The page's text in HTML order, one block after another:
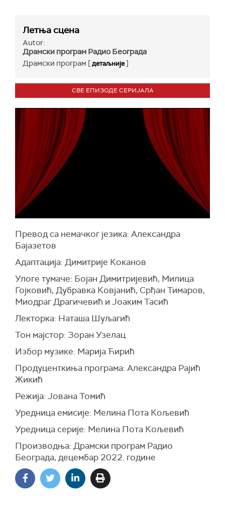
Летња сцена
Autor:
Драмски програм Радио Београда
Драмски програм [детаљније]
СВЕ ЕПИЗОДЕ СЕРИЈАЛА
Превод са немачког језика: Александра
Бајазетов
Адаптација: Димитрије Коканов
Улоге тумаче: Бојан Димитријевић, Милица
Гојковић, Дубравка Ковјанић, Срђан Тимаров,
Миодраг Драгичевић и Јоаким Тасић
Лекторка: Наташа Шуљагић
Тон мајстор: Зоран Узелац
Избор музике: Марија Ћирић
Продуценткиња програма: Александра Рајић
Жикић
Режија: Јована Томић
Уредница емисије: Мелина Пота Кољевић
Уредница серије: Мелина Пота Кољевић
Производња: Драмски програм Радио
Београда, децембар 2022. године